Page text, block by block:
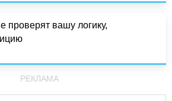
проверят вашу логику,
РЕКЛАМА